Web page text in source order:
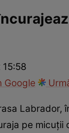
Google
pe